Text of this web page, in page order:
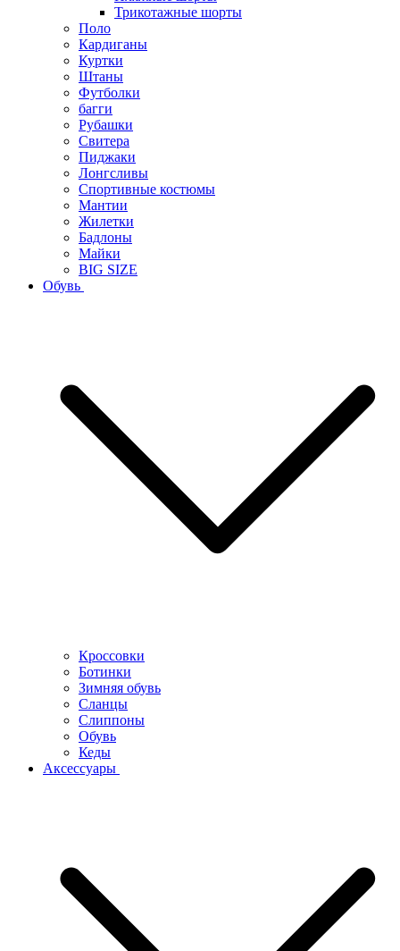
Трикотажные шорты
Поло
Кардиганы
Куртки
Штаны
Футболки
багги
Рубашки
Свитера
Пиджаки
Лонгсливы
Спортивные костюмы
Мантии
Жилетки
Бадлоны
Майки
BIG SIZE
Обувь
Кроссовки
Ботинки
Зимняя обувь
Сланцы
Слиппоны
Обувь
Кеды
Аксессуары